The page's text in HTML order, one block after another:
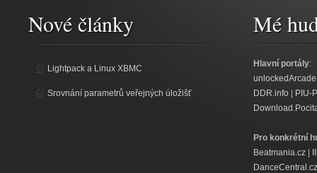
Nové články
Lightpack a Linux XBMC
Srovnání parametrů veřejných úložišť
Mé
Hlavní portály:
DDR.info
PIU-
Pro konkrétní
Beatmania.cz
DanceCentral.cz